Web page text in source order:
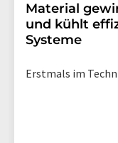
Material
und kühlt
Systeme
Erstmals im